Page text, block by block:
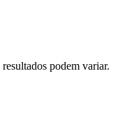
podem variar.